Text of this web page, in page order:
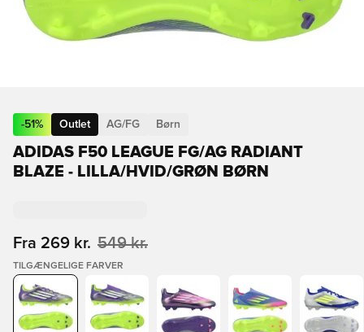
-51% Outlet AG/FG Børn
ADIDAS F50 LEAGUE FG/AG RADIANT
BLAZE - LILLA/HVID/GRØN BØRN
Fra 269 kr. 549 kr.
TILGÆNGELIGE FARVER